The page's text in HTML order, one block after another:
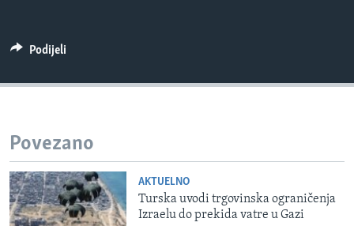
Podijeli
Povezano
AKTUELNO
Turska uvodi trgovinska ograničenja
Izraelu do prekida vatre u Gazi